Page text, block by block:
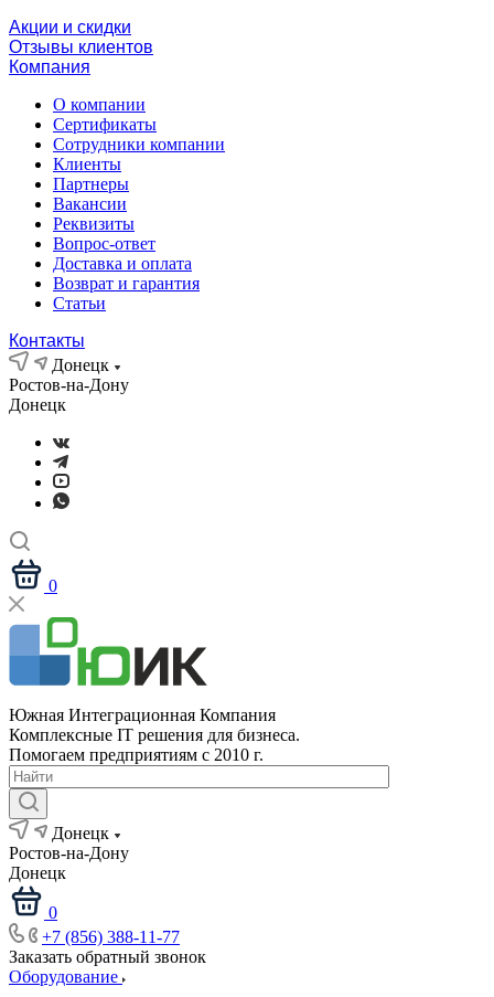
Акции и скидки
Отзывы клиентов
Компания
О компании
Сертификаты
Сотрудники компании
Клиенты
Партнеры
Вакансии
Реквизиты
Вопрос-ответ
Доставка и оплата
Возврат и гарантия
Статьи
Контакты
Донецк
Ростов-на-Дону
Донецк
0
Южная Интеграционная Компания
Комплексные IT решения для бизнеса.
Помогаем предприятиям с 2010 г.
Донецк
Ростов-на-Дону
Донецк
0
+7 (856) 388-11-77
Заказать обратный звонок
Оборудование